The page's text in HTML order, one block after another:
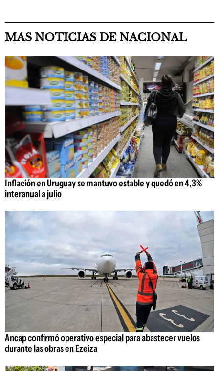
MAS NOTICIAS DE NACIONAL
Inflación en Uruguay se mantuvo estable y quedó en 4,3%
interanual a julio
Ancap confirmó operativo especial para abastecer vuelos
durante las obras en Ezeiza